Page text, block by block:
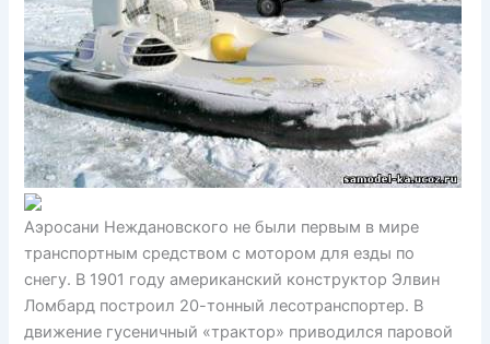
Аэросани Неждановского не были первым в мире
транспортным средством с мотором для езды по
снегу. В 1901 году американский конструктор Элвин
Ломбард построил 20-тонный лесотранспортер. В
движение гусеничный «трактор» приводился паровой